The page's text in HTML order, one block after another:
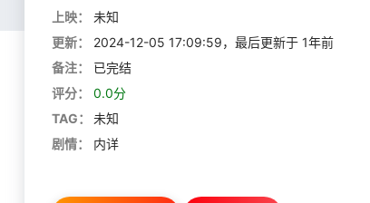
上映：
未知
更新：
2024-12-05 17:09:59，最后更新于 1年前
备注：
已完结
评分：
0.0分
TAG：
未知
剧情：
内详